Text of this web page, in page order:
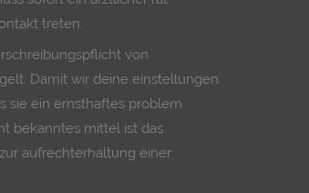
treten.
von
Damit wir deine einstellungen
sie ein ernsthaftes problem
bekanntes mittel ist das
aufrechterhaltung einer